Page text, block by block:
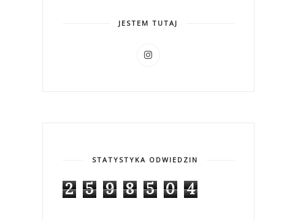
JESTEM TUTAJ
STATYSTYKA ODWIEDZIN
2 5 9 8 5 0 4